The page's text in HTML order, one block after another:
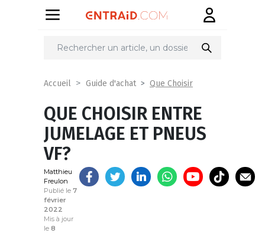
Partager
Accueil Guide d'achat Que Choisir
QUE CHOISIR ENTRE
JUMELAGE ET PNEUS
VF?
Matthieu
Freulon
Publié le 7
février
2022
Mis à jour
le 8